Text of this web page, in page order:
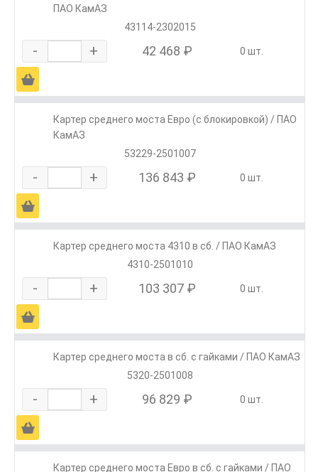
ПАО КамАЗ
43114-2302015
- + 42 468 ₽ 0 шт.
Ä
Картер среднего моста Евро (с блокировкой) / ПАО
КамАЗ
53229-2501007
- + 136 843 ₽ 0 шт.
Ä
Картер среднего моста 4310 в сб. / ПАО КамАЗ
4310-2501010
- + 103 307 ₽ 0 шт.
Ä
Картер среднего моста в сб. с гайками / ПАО КамАЗ
5320-2501008
- + 96 829 ₽ 0 шт.
Ä
Картер среднего моста Евро в сб. с гайками / ПАО